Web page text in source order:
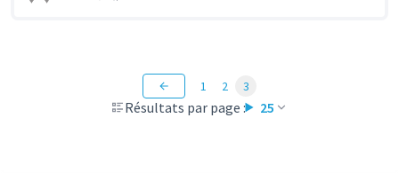
Résultats par page : 25
1 2 3